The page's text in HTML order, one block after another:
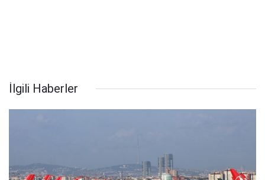
İlgili Haberler